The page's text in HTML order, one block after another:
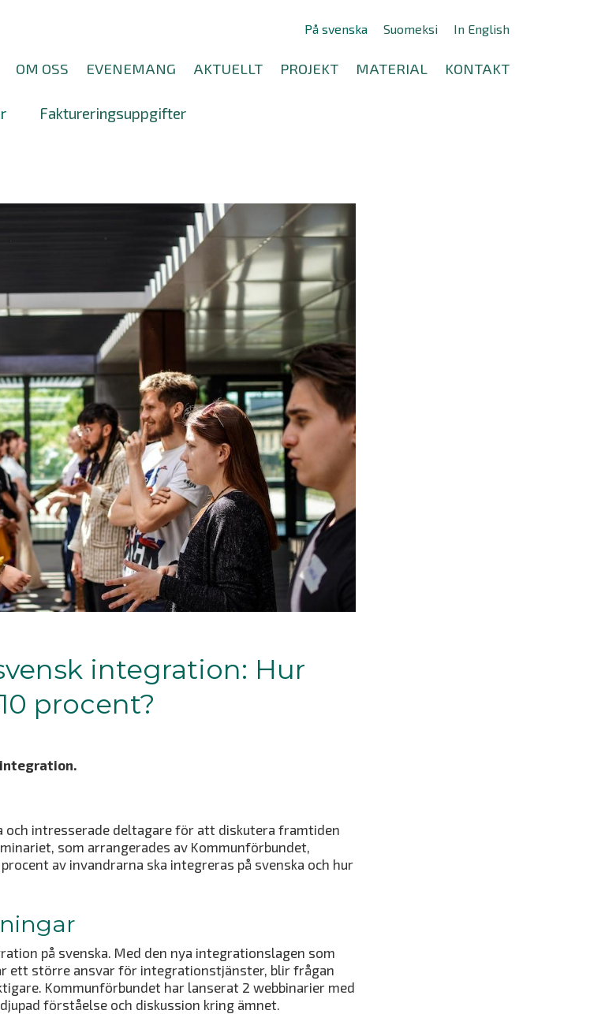
På svenska Suomeksi In English
OM OSS EVENEMANG AKTUELLT PROJEKT MATERIAL KONTAKT
Faktureringsuppgifter
integration: Hur
procent?
och intresserade deltagare för att diskutera framtiden
som arrangerades av Kommunförbundet,
av invandrarna ska integreras på svenska och hur
på svenska. Med den nya integrationslagen som
ett större ansvar för integrationstjänster, blir frågan
Kommunförbundet har lanserat 2 webbinarier med
förståelse och diskussion kring ämnet.